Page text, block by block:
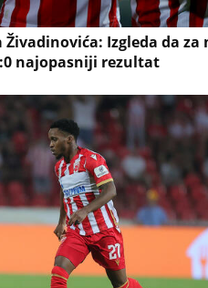
Izgleda da za
najopasniji rezultat